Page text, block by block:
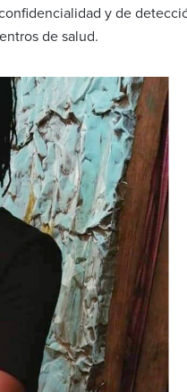
y de
de salud.